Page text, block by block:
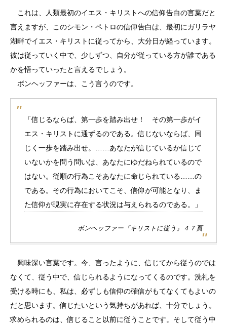
これは、人類最初のイエス・キリストへの信仰告白の言葉だと
言えますが、このシモン・ペトロの信仰告白は、最初にガリラヤ
湖畔でイエス・キリストに従ってから、大分日が経っています。
彼は従っていく中で、少しずつ、自分が従っている方が誰である
かを悟っていったと言えるでしょう。
ボンヘッファーは、こう言うのです。
「信じるならば、第一歩を踏み出せ！ その第一歩がイ
エス・キリストに通ずるのである。信じないならば、同
じく一歩を踏み出せ。……あなたが信じているか信じて
いないかを問う問いは、あなたにゆだねられているので
はない。従順の行為こそあなたに命じられている……の
である。その行為においてこそ、信仰が可能となり、ま
た信仰が現実に存在する状況は与えられるのである。」
ボンヘッファー『キリストに従う』４７頁
興味深い言葉です。今、言ったように、信じてから従うのでは
なくて、従う中で、信じられるようになってくるのです。洗礼を
受ける時にも、私は、必ずしも信仰の確信がもてなくてもよいの
だと思います。信じたいという気持ちがあれば、十分でしょう。
求められるのは、信じること以前に従うことです。そして従う中